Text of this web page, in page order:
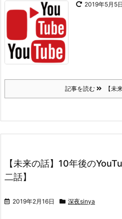
2019年5月5日
記事を読む 【未
【未来の話】10年後の
二話】
2019年2月16日 深夜sinya